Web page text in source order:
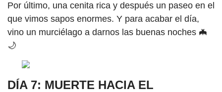
Por último, una cenita rica y después un paseo en el
que vimos sapos enormes. Y para acabar el día,
vino un murciélago a darnos las buenas noches 🦇
🌙
DÍA 7: MUERTE HACIA EL